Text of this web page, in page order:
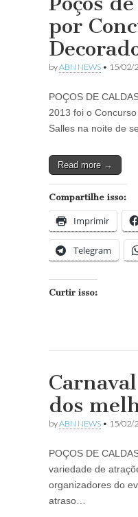
por
byABN NEWS • 15/02/
POÇOS DE
2013 foi o
Salles na noite de
Read more →
Compartilhe isso:
Imprimir
Telegram
Curtir isso:
dos
byABN NEWS • 15/02/
POÇOS DE
variedade de
organizadores do
atraso…